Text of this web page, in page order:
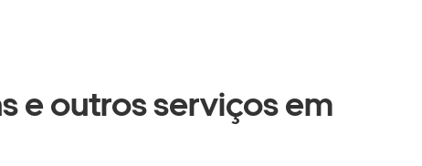
e outros serviços em